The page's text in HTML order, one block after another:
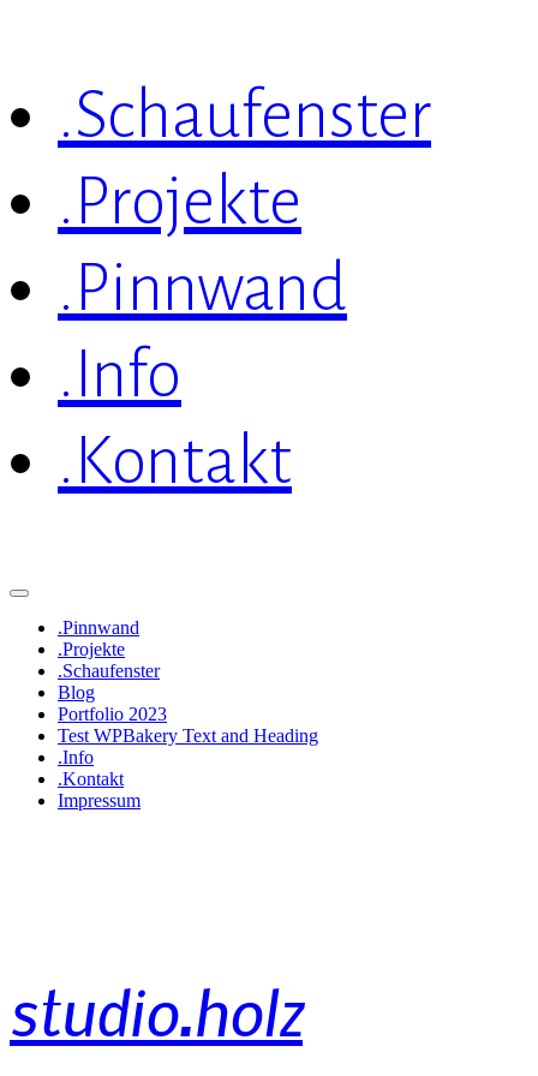
.Schaufenster
.Projekte
.Pinnwand
.Info
.Kontakt
.Pinnwand
.Projekte
.Schaufenster
Blog
Portfolio 2023
Test WPBakery Text and Heading
.Info
.Kontakt
Impressum
studio.holz